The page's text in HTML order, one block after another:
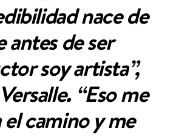
nace de
antes de ser
soy artista”,
“Eso me
el camino y me